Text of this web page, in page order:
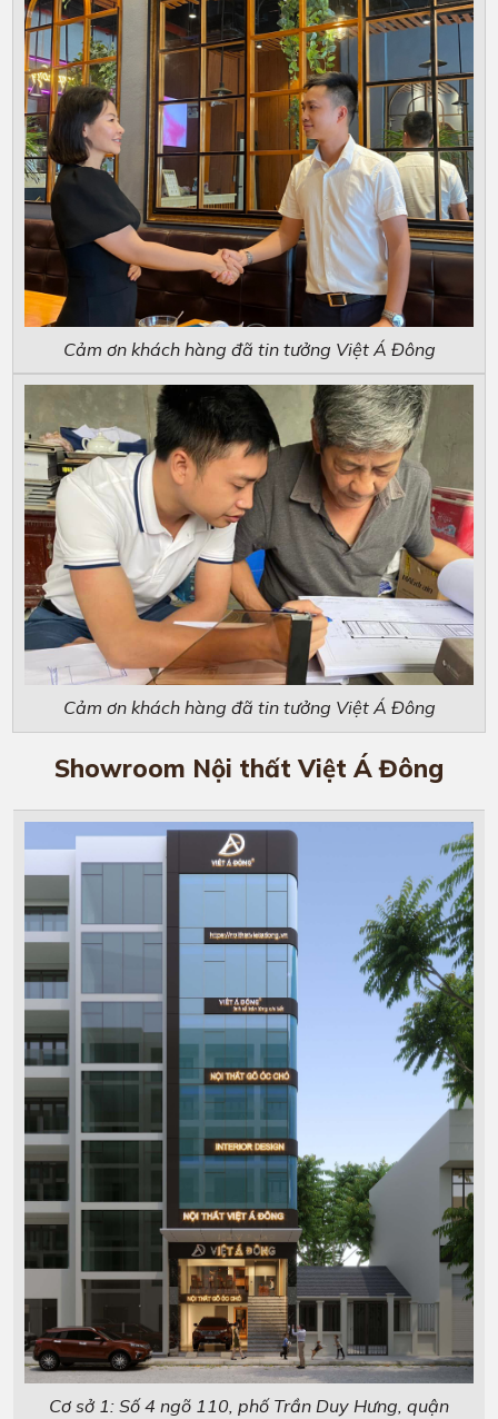
Cảm ơn khách hàng đã tin tưởng Việt Á Đông
Cảm ơn khách hàng đã tin tưởng Việt Á Đông
Showroom Nội thất Việt Á Đông
Cơ sở 1: Số 4 ngõ 110, phố Trần Duy Hưng, quận